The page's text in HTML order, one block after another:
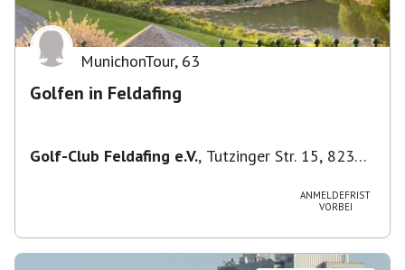
MunichonTour, 63
Golfen in Feldafing
Golf-Club Feldafing e.V., Tutzinger Str. 15, 82340
ANMELDEFRIST
VORBEI